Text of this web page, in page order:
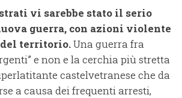
vi sarebbe stato il serio
guerra, con azioni violente
territorio.Una guerra fra
e non e la cerchia più stretta
castelvetranese che da
a causa dei frequenti arresti,